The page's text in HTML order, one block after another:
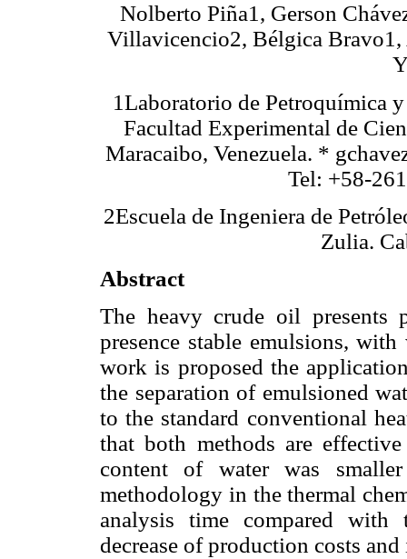
Nolberto Piña1, Gerson
Villavicencio2, Bélgica Bravo1,
1Laboratorio de Petroquímica
Facultad Experimental de
Maracaibo, Venezuela. *
Tel: +58-
2Escuela de Ingeniera de
Zulia.
Abstract
The heavy crude oil presents
presence stable emulsions,
work is proposed the
the separation of emulsioned
to the standard conventional
that both methods are
content of water was
methodology in the thermal
analysis time compared with
decrease of production costs